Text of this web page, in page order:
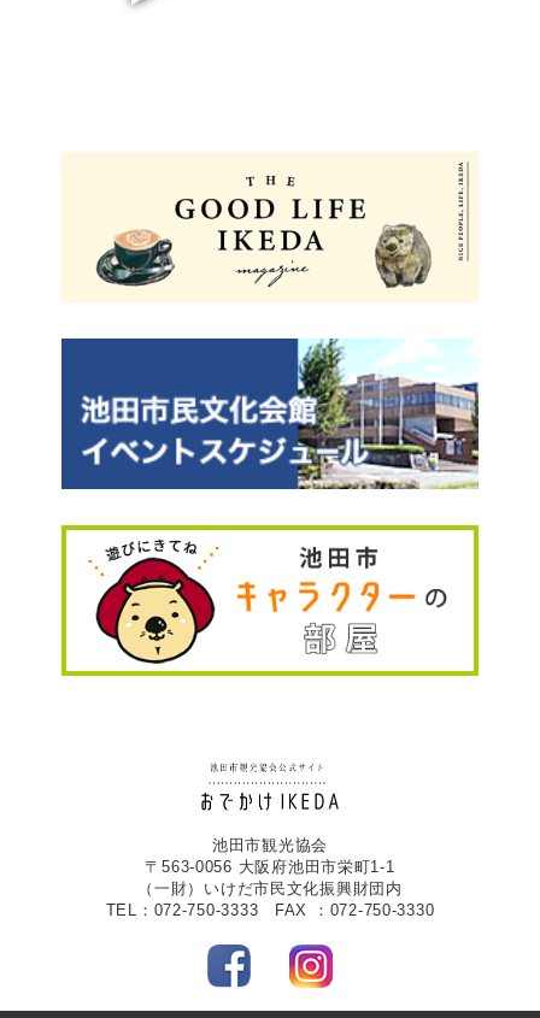
池田市観光協会
〒563-0056 大阪府池田市栄町1-1
（一財）いけだ市民文化振興財団内
TEL：072-750-3333 FAX ：072-750-3330